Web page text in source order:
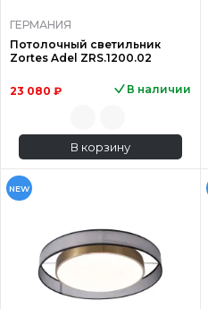
ГЕРМАНИЯ
Потолочный светильник
Zortes Adel ZRS.1200.02
23 080 ₽ В наличии
В корзину
NEW